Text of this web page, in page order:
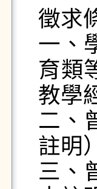
徵求
一、
育類
教學
二、
註明）
三、